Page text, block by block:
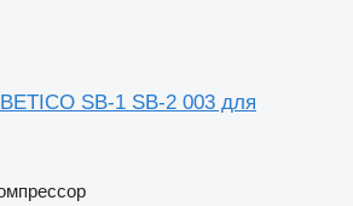
SB-1 SB-2 003 для